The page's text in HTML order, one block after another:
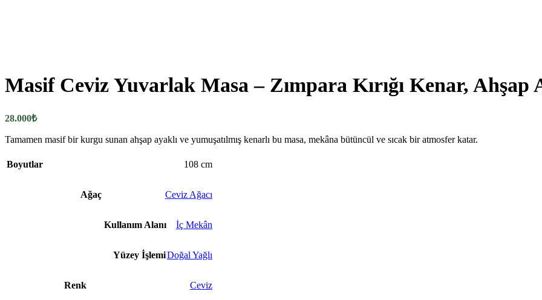
Masif Ceviz Yuvarlak Masa – Zımpara Kırığı Kenar, Ahşap
28.000₺
Tamamen masif bir kurgu sunan ahşap ayaklı ve yumuşatılmış kenarlı bu masa, mekâna bütüncül ve sıcak bir atmosfer katar.
Boyutlar 108 cm
Ağaç Ceviz Ağacı
Kullanım Alanı İç Mekân
Yüzey İşlemiDoğal Yağlı
Renk Ceviz